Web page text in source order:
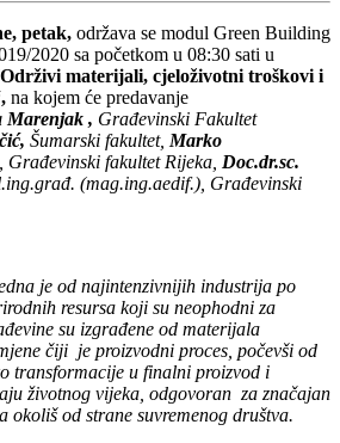
petak, održava se modul Green Building
2020 sa početkom u 08:30 sati u
Održivi materijali, cjeloživotni troškovi i
na kojem će predavanje
Marenjak , Građevinski Fakultet
Šumarski fakultet, Marko
fakultet Rijeka, Doc.dr.sc.
(mag.ing.aedif.), Građevinski
je od najintenzivnijih industrija po
resursa koji su neophodni za
su izgrađene od materijala
čiji je proizvodni proces, počevši od
transformacije u finalni proizvod i
životnog vijeka, odgovoran za značajan
okoliš od strane suvremenog društva.